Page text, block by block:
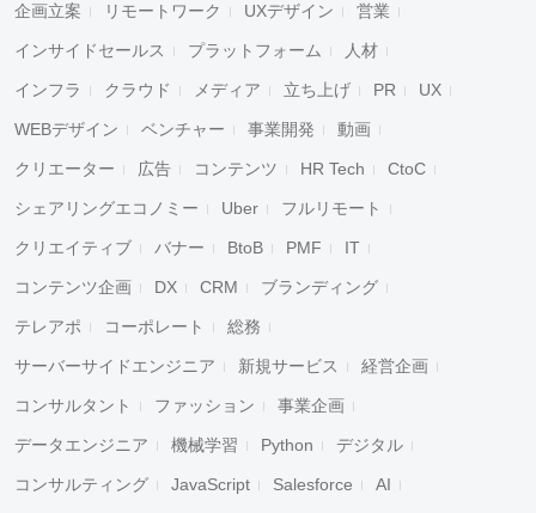
企画立案 リモートワーク UXデザイン 営業
インサイドセールス プラットフォーム 人材
インフラ クラウド メディア 立ち上げ PR UX
WEBデザイン ベンチャー 事業開発 動画
クリエーター 広告 コンテンツ HR Tech CtoC
シェアリングエコノミー Uber フルリモート
クリエイティブ バナー BtoB PMF IT
コンテンツ企画 DX CRM ブランディング
テレアポ コーポレート 総務
サーバーサイドエンジニア 新規サービス 経営企画
コンサルタント ファッション 事業企画
データエンジニア 機械学習 Python デジタル
コンサルティング JavaScript Salesforce AI